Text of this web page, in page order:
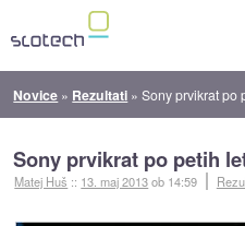
Novice » Rezultati »Sony prvikrat po
Sony prvikrat po petih
Matej Huš :: 13. maj 2013ob 14:59